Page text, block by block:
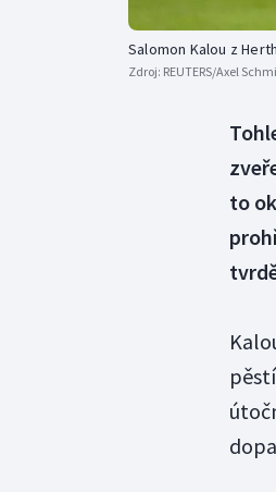
Salomon Kalou z
Zdroj: REUTERS/Axel
to